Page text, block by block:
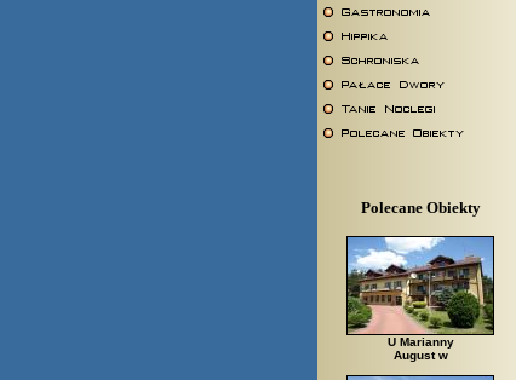
Polecane Obiekty
U Marianny
August w